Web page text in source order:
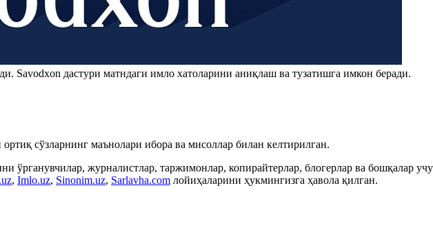
Savodxon дастури матндаги имло хатоларини аниқлаш ва тузатишга имкон беради.
сўзларнинг маънолари ибора ва мисоллар билан келтирилган.
ўрганувчилар, журналистлар, таржимонлар, копирайтерлар, блогерлар ва бошқалар
, Imlo.uz, Sinonim.uz, Sarlavha.com лойиҳаларини ҳукмингизга ҳавола қилган.